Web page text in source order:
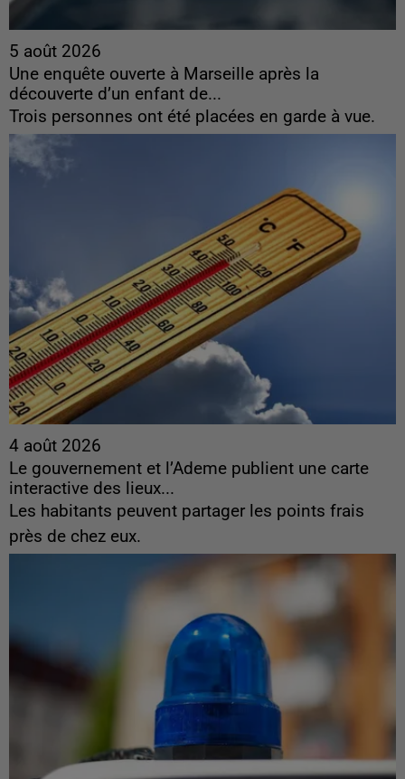
5 août 2026
Une enquête ouverte à Marseille après la
découverte d’un enfant de...
Trois personnes ont été placées en garde à vue.
4 août 2026
Le gouvernement et l’Ademe publient une carte
interactive des lieux...
Les habitants peuvent partager les points frais
près de chez eux.